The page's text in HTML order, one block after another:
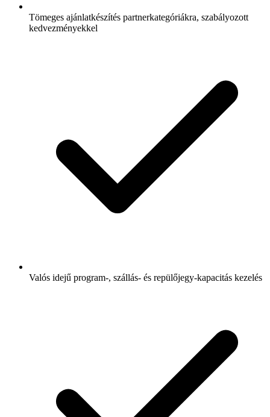
Tömeges ajánlatkészítés partnerkategóriákra, szabályozott
kedvezményekkel
Valós idejű program-, szállás- és repülőjegy-kapacitás kezelés